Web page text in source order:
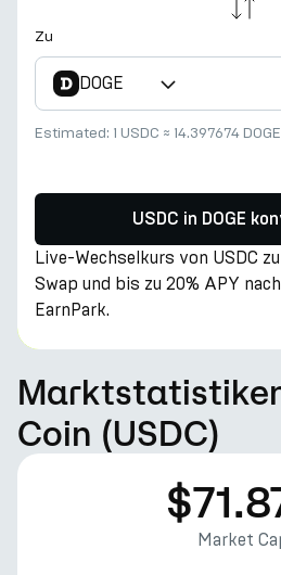
Zu
DOGE
Estimated: 1 USDC ≈ 14.397674 DOGE
USDC in DOGE
Live-Wechselkurs von USDC
Swap und bis zu 20% APY
EarnPark.
Coin (USDC)
Market